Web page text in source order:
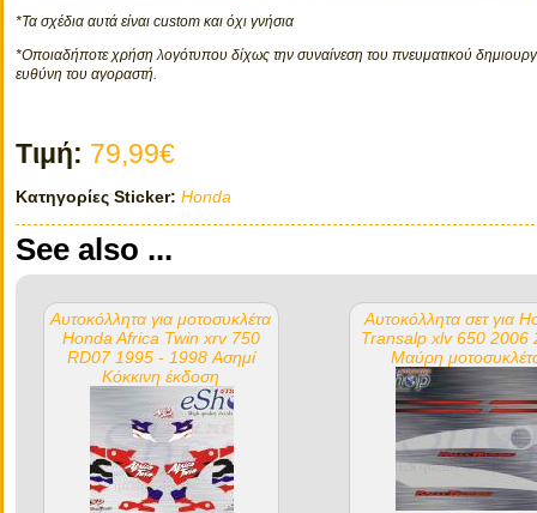
*Τα σχέδια αυτά είναι custom και όχι γνήσια
*Οποιαδήποτε χρήση λογότυπου δίχως την συναίνεση του πνευματικού
ευθύνη του αγοραστή.
Τιμή: 79,99€
Κατηγορίες Sticker: Honda
See also ...
Αυτοκόλλητα για μοτοσυκλέτα
Honda Africa Twin xrv 750
RD07 1995 - 1998 Ασημί
Κόκκινη έκδοση
Αυτοκόλλητα σετ για
Transalp xlv 650 2006
Μαύρη